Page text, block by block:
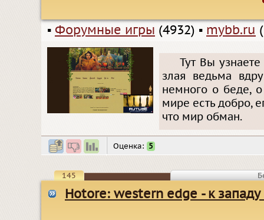
▪ Форумные игры (4932) ▪ mybb.ru
Тут Вы
злая ведьма
немного о беде,
мире есть добро,
что мир обман.
Оценка: 5
145
Hotore: western edge - к западу